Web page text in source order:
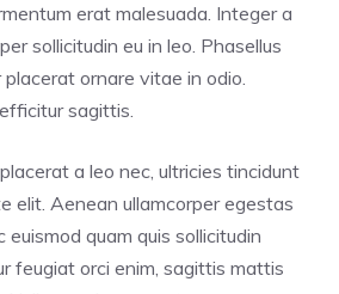
erat malesuada. Integer a
sollicitudin eu in leo. Phasellus
ornare vitae in odio.
sagittis.
a leo nec, ultricies tincidunt
elit. Aenean ullamcorper egestas
quam quis sollicitudin
feugiat orci enim, sagittis mattis